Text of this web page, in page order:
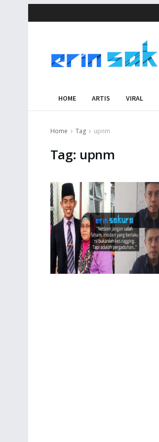
HOME ARTIS VIRAL
Home Tag upnm
Tag: upnm